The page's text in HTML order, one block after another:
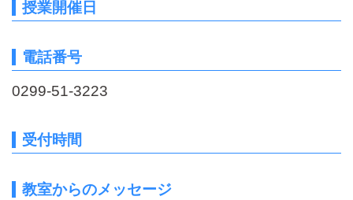
授業開催日
電話番号
0299-51-3223
受付時間
教室からのメッセージ